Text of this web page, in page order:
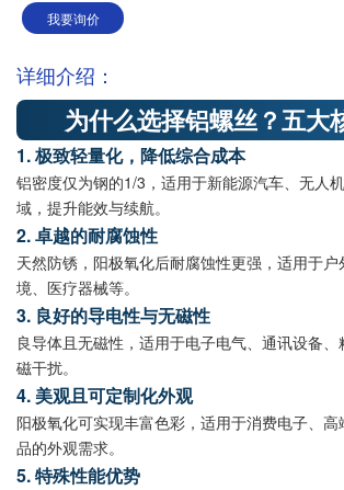
我要询价
详细介绍：
为什么选择铝螺丝？五大
1. 极致轻量化，降低综合成本
铝密度仅为钢的1/3，适用于新能源汽车、无人
域，提升能效与续航。
2. 卓越的耐腐蚀性
天然防锈，阳极氧化后耐腐蚀性更强，适用于
境、医疗器械等。
3. 良好的导电性与无磁性
良导体且无磁性，适用于电子电气、通讯设备
磁干扰。
4. 美观且可定制化外观
阳极氧化可实现丰富色彩，适用于消费电子、
品的外观需求。
5. 特殊性能优势